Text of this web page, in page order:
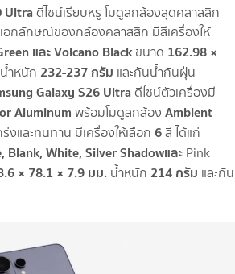
Ultra ดีไซน์เรียบหรู โมดูลกล้องสุดคลาสสิก
อกลักษณ์ของกล้องคลาสสิก มีสีเครื่องให้
และ Volcano Blackขนาด 162.98 ×
น้ำหนัก 232-237 กรัม และกันน้ำกันฝุ่น
Galaxy S26 Ultra ดีไซน์ตัวเครื่องมี
Aluminum พร้อมโมดูลกล้อง Ambient
งและทนทาน มีเครื่องให้เลือก 6สี ได้แก่
Blank, White, Silver Shadowและ Pink
× 78.1 × 7.9 มม. น้ำหนัก 214 กรัม และกัน